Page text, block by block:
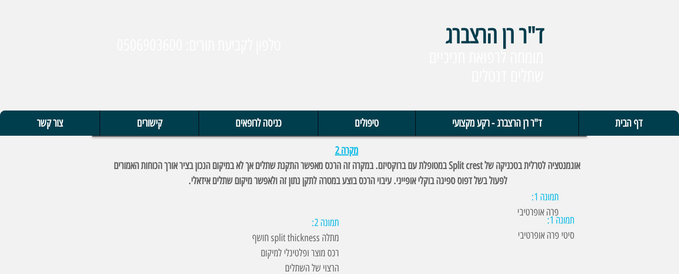
ד"ר רן הרצברג
צור קשר קישורים כניסה לרופאים טיפולים ד"ר רן הרצברג - רקע מקצועי דף הבית
תמונה 1:
פרה אופרטיבי
מקרה 2
אוגמנטציה לטרלית בטכניקה של Split crest במטופלת עם ברוקסיזם. במקרה זה הרכס מאפשר התקנת שתלים אך לא במיקום הנכון בציר אורך הכוחות האמורים
לפעול בשל דפוס ספיגה בוקלי אופייני. עיבוי הרכס בוצע במטרה לתקן נתון זה ולאפשר מיקום שתלים אידאלי.
תמונה 2:
מתלה split thickness חושף
רכס מוצר ופלטינלי למיקום
הרצוי של השתלים
תמונה 1:
סיטי פרה אופרטיבי